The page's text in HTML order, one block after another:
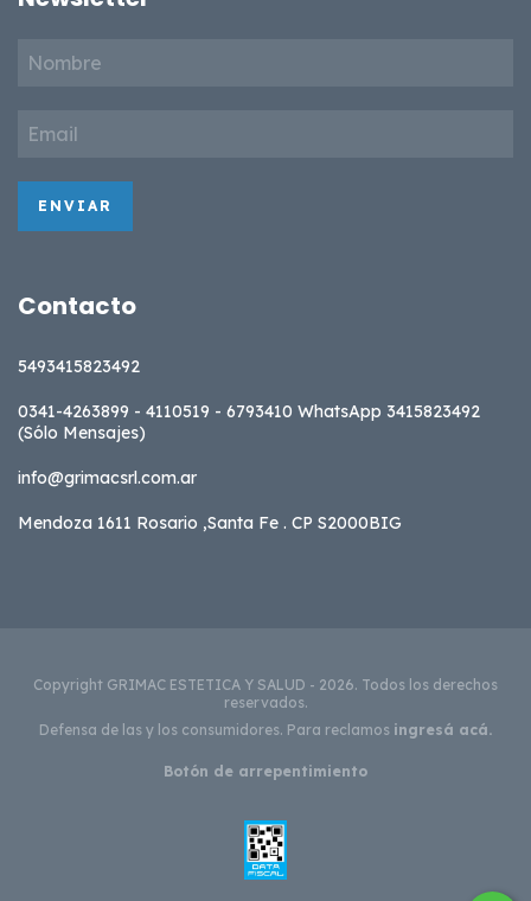
Contacto
5493415823492
0341-4263899 - 4110519 - 6793410 WhatsApp 3415823492
(Sólo Mensajes)
info@grimacsrl.com.ar
Mendoza 1611 Rosario ,Santa Fe . CP S2000BIG
Copyright GRIMAC ESTETICA Y SALUD - 2026. Todos los derechos
reservados.
Defensa de las y los consumidores. Para reclamos ingresá acá.
Botón de arrepentimiento